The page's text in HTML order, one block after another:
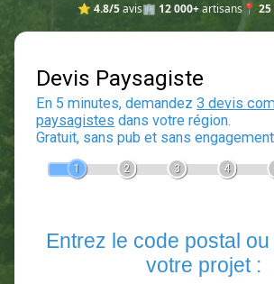
⭐ 4.8/5avis🏢 12 000+artisans📍 25
Devis Paysagiste
En 5 minutes, demandez3
2 3